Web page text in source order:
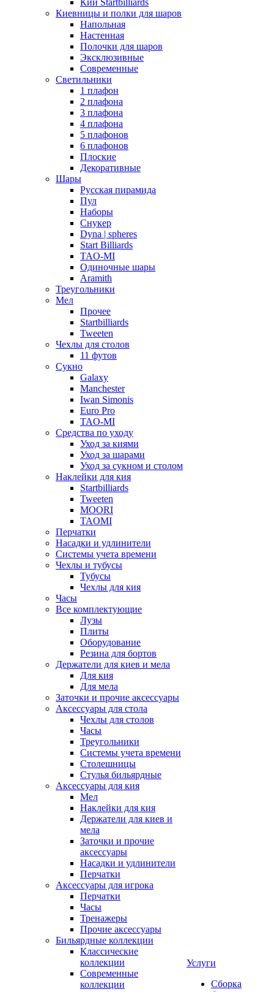
Кии Startbilliards
Киевницы и полки для шаров
Напольная
Настенная
Полочки для шаров
Эксклюзивные
Современные
Светильники
1 плафон
2 плафона
3 плафона
4 плафона
5 плафонов
6 плафонов
Плоские
Декоративные
Шары
Русская пирамида
Пул
Наборы
Снукер
Dyna | spheres
Start Billiards
TAO-MI
Одиночные шары
Aramith
Треугольники
Мел
Прочее
Startbilliards
Tweeten
Чехлы для столов
11 футов
Сукно
Galaxy
Manchester
Iwan Simonis
Euro Pro
TAO-MI
Средства по уходу
Уход за киями
Уход за шарами
Уход за сукном и столом
Наклейки для кия
Startbilliards
Tweeten
MOORI
TAOMI
Перчатки
Насадки и удлинители
Системы учета времени
Чехлы и тубусы
Тубусы
Чехлы для кия
Часы
Все комплектующие
Лузы
Плиты
Оборудование
Резина для бортов
Держатели для киев и мела
Для кия
Для мела
Заточки и прочие аксессуары
Аксессуары для стола
Чехлы для столов
Часы
Треугольники
Системы учета времени
Столешницы
Стулья бильярдные
Аксессуары для кия
Мел
Наклейки для кия
Держатели для киев и
мела
Заточки и прочие
аксессуары
Насадки и удлинители
Перчатки
Аксессуары для игрока
Перчатки
Часы
Тренажеры
Прочие аксессуары
Бильярдные коллекции
Классические
коллекции
Современные
коллекции
Услуги
Сборка